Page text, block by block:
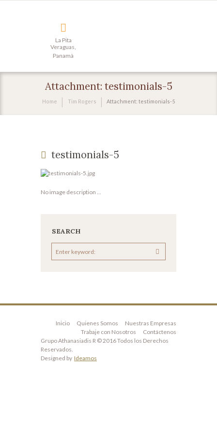
La Pita
Veraguas,
Panamà
Attachment: testimonials-5
Home Tim Rogers Attachment: testimonials-5
testimonials-5
No image description ...
SEARCH
Inicio Quienes Somos
Nuestras Empresas
Trabaje con Nosotros
Contáctenos
Grupo Athanasiadis R © 2016 Todos los Derechos
Reservados.
Designed by Ideamos